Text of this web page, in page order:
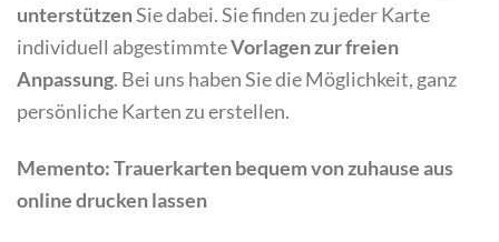
unterstützenSie dabei. Sie finden zu jeder Karte
individuell abgestimmteVorlagen zur freien
Anpassung. Bei uns haben Sie die Möglichkeit, ganz
persönliche Karten zu erstellen.
Memento: Trauerkarten bequem von zuhause aus
online drucken lassen